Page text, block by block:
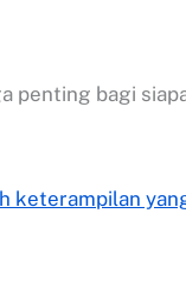
penting bagi
keterampilan